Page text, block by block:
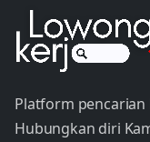
Platform
Hubungkan diri